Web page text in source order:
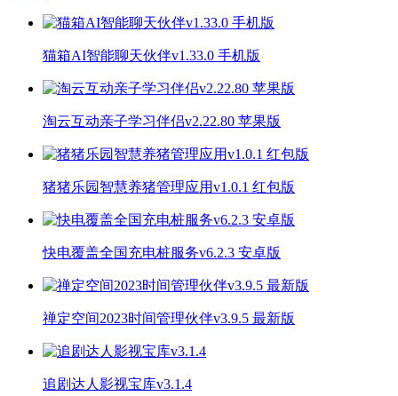
猫箱AI智能聊天伙伴v1.33.0 手机版
淘云互动亲子学习伴侣v2.22.80 苹果版
猪猪乐园智慧养猪管理应用v1.0.1 红包版
快电覆盖全国充电桩服务v6.2.3 安卓版
禅定空间2023时间管理伙伴v3.9.5 最新版
追剧达人影视宝库v3.1.4